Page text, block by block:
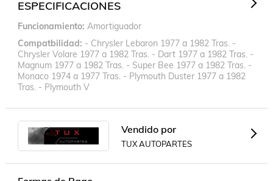
ESPECIFICACIONES
Funcionamiento Amortiguador
Compatbilidad - Chrysler Lebaron 1977 a 1982 Tras. -
Chrysler Volare 1977 a 1982 Tras. - Dart 1977 a 1982 Tras. -
Magnum 1977 a 1982 Tras. - Super Bee 1977 a 1982 Tras. -
Monaco 1974 a 1977 Tras. - Plymouth Duster 1977 a 1982
Tras. - Plymouth V
Vendido por
TUX AUTOPARTES